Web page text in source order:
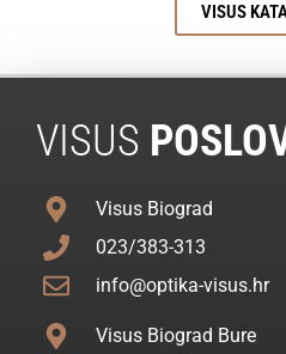
VISUS
VISUS
Visus Biograd
023/383-313
info@optika-visus.hr
Visus Biograd Bure